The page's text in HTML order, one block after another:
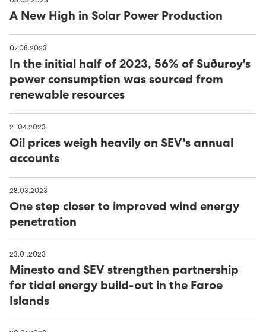
A New High in Solar Power Production
07.08.2023
In the initial half of 2023, 56% of Suðuroy's
power consumption was sourced from
renewable resources
21.04.2023
Oil prices weigh heavily on SEV's annual
accounts
28.03.2023
One step closer to improved wind energy
penetration
23.01.2023
Minesto and SEV strengthen partnership
for tidal energy build-out in the Faroe
Islands